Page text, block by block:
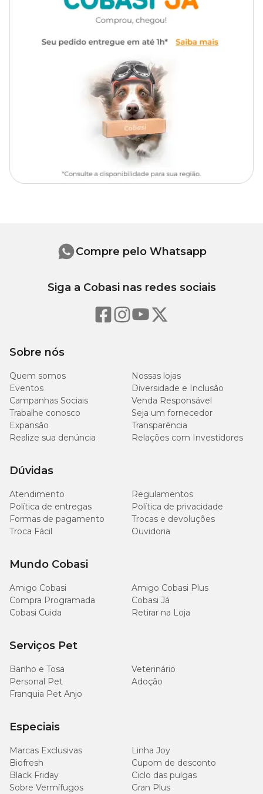
Informações Nutricionais
Umidade (Máx): 60g/kg
Proteína Bruta (Mín): 475g/kg
Extrato Etéreo (Mín): 65g/kg
Matéria Mineral (Máx): 105g/kg
Sobre nós
Quem somos
Nossas lojas
Eventos
Diversidade e Inclusão
Campanhas Sociais
Venda Responsável
Trabalhe conosco
Seja um fornecedor
Expansão
Transparência
Realize sua denúncia
Relações com Investidores
Dúvidas
Atendimento
Regulamentos
Política de entregas
Política de privacidade
Formas de pagamento
Trocas e devoluções
Troca Fácil
Ouvidoria
Mundo Cobasi
Amigo Cobasi
Amigo Cobasi Plus
Compra Programada
Cobasi Já
Cobasi Cuida
Retirar na Loja
Serviços Pet
Banho e Tosa
Veterinário
Personal Pet
Adoção
Franquia Pet Anjo
Especiais
Marcas Exclusivas
Linha Joy
Biofresh
Cupom de desconto
Black Friday
Ciclo das pulgas
Sobre Vermífugos
Gran Plus
Compre pelo Whatsapp
Siga a Cobasi nas redes sociais